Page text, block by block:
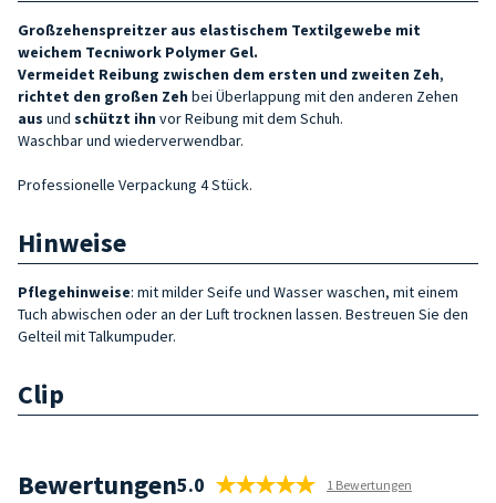
Großzehenspreitzer aus elastischem Textilgewebe mit
weichem Tecniwork Polymer Gel.
Vermeidet Reibung zwischen dem ersten und zweiten Zeh,
richtet den großen Zeh bei Überlappung mit den anderen Zehen
aus und schützt ihn vor Reibung mit dem Schuh.
Waschbar und wiederverwendbar.
Professionelle Verpackung 4 Stück.
Hinweise
Pflegehinweise: mit milder Seife und Wasser waschen, mit einem
Tuch abwischen oder an der Luft trocknen lassen. Bestreuen Sie den
Gelteil mit Talkumpuder.
Clip
Bewertungen5.0 1 Bewertungen